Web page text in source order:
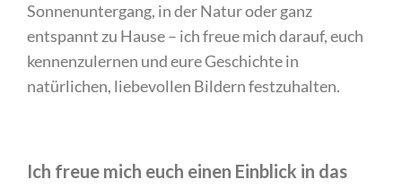
Sonnenuntergang, in der Natur oder ganz
entspannt zu Hause – ich freue mich darauf, euch
kennenzulernen und eure Geschichte in
natürlichen, liebevollen Bildern festzuhalten.
Ich freue mich euch einen Einblick in das